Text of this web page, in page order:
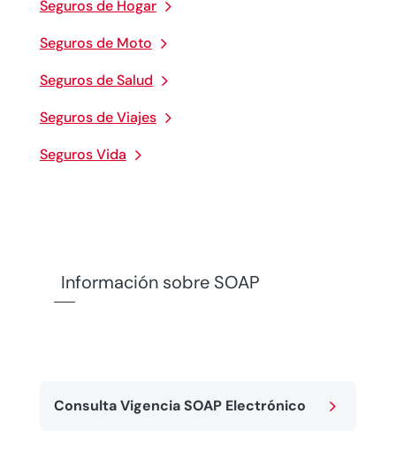
Seguros de Hogar
Seguros de Moto
Seguros de Salud
Seguros de Viajes
Seguros Vida
Información sobre SOAP
Consulta Vigencia SOAP Electrónico 5